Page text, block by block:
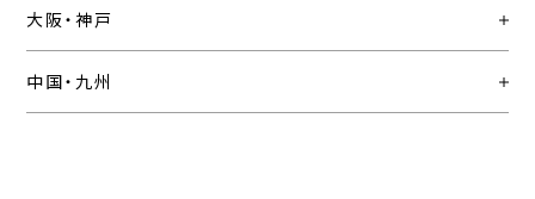
大阪・神戸
中国・九州